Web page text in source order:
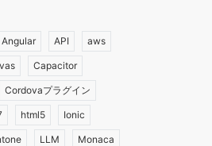
Angular API aws
Capacitor
Cordovaプラグイン
html5 Ionic
LLM Monaca